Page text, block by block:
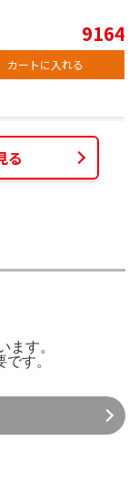
9164
カートに入れる
る
ます。
です。